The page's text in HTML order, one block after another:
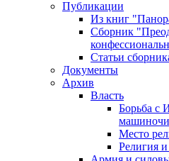
Публикации
Из книг
Сборник
Статьи
Документы
Архив
Власть
Борьба с
Место
Религия и